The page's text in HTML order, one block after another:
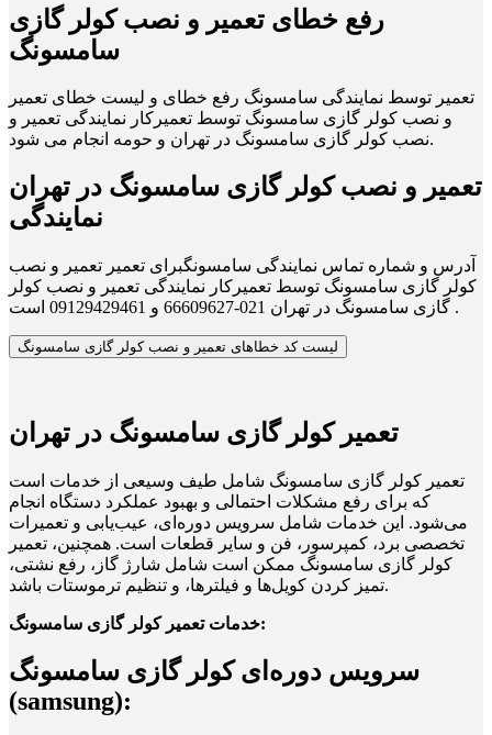
رفع خطای تعمیر و نصب کولر گازی
سامسونگ
تعمیر توسط نمایندگی سامسونگ رفع خطای و لیست خطای تعمیر
و نصب کولر گازی سامسونگ توسط تعمیرکار نمایندگی تعمیر و
نصب کولر گازی سامسونگ در تهران و حومه انجام می شود.
تعمیر و نصب کولر گازی سامسونگ در تهران
نمایندگی
آدرس و شماره تماس نمایندگی سامسونگبرای تعمیر تعمیر و نصب
کولر گازی سامسونگ توسط تعمیرکار نمایندگی تعمیر و نصب کولر
گازی سامسونگ در تهران 021-66609627 و 09129429461 است .
لیست کد خطاهای تعمیر و نصب کولر گازی سامسونگ
تعمیر کولر گازی سامسونگ در تهران
تعمیر کولر گازی سامسونگ شامل طیف وسیعی از خدمات است
که برای رفع مشکلات احتمالی و بهبود عملکرد دستگاه انجام
می‌شود. این خدمات شامل سرویس دوره‌ای، عیب‌یابی و تعمیرات
تخصصی برد، کمپرسور، فن و سایر قطعات است. همچنین، تعمیر
کولر گازی سامسونگ ممکن است شامل شارژ گاز، رفع نشتی،
تمیز کردن کویل‌ها و فیلترها، و تنظیم ترموستات باشد.
خدمات تعمیر کولر گازی سامسونگ:
سرویس دوره‌ای کولر گازی سامسونگ
(samsung):